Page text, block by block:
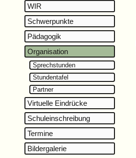
WIR
Schwerpunkte
Pädagogik
Organisation
Sprechstunden
Stundentafel
Partner
Virtuelle Eindrücke
Schuleinschreibung
Termine
Bildergalerie